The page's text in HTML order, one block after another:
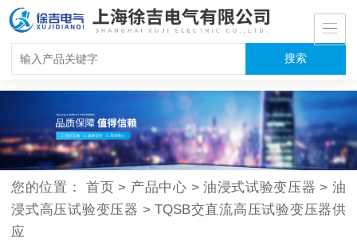
您的位置： 首页 > 产品中心 > 油浸式试验变压器 > 油
浸式高压试验变压器 > TQSB交直流高压试验变压器供
应